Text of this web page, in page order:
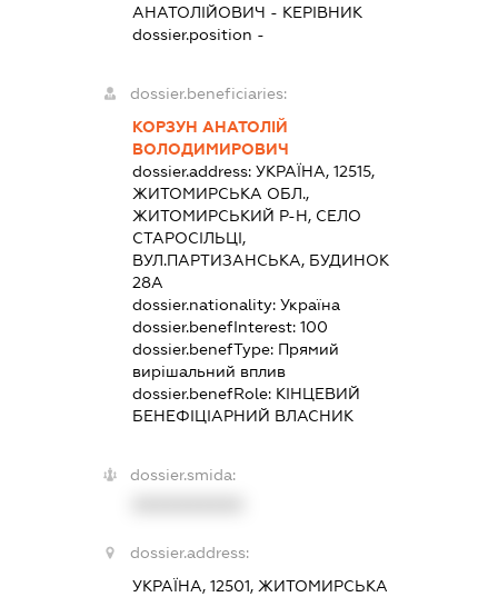
АНАТОЛІЙОВИЧ - КЕРІВНИК
dossier.position -
dossier.beneficiaries:
КОРЗУН АНАТОЛІЙ
ВОЛОДИМИРОВИЧ
dossier.address: УКРАЇНА, 12515,
ЖИТОМИРСЬКА ОБЛ.,
ЖИТОМИРСЬКИЙ Р-Н, СЕЛО
СТАРОСІЛЬЦІ,
ВУЛ.ПАРТИЗАНСЬКА, БУДИНОК
28А
dossier.nationality: Україна
dossier.benefInterest: 100
dossier.benefType: Прямий
вирішальний вплив
dossier.benefRole: КІНЦЕВИЙ
БЕНЕФІЦІАРНИЙ ВЛАСНИК
dossier.smida:
dossier.address:
УКРАЇНА, 12501, ЖИТОМИРСЬКА